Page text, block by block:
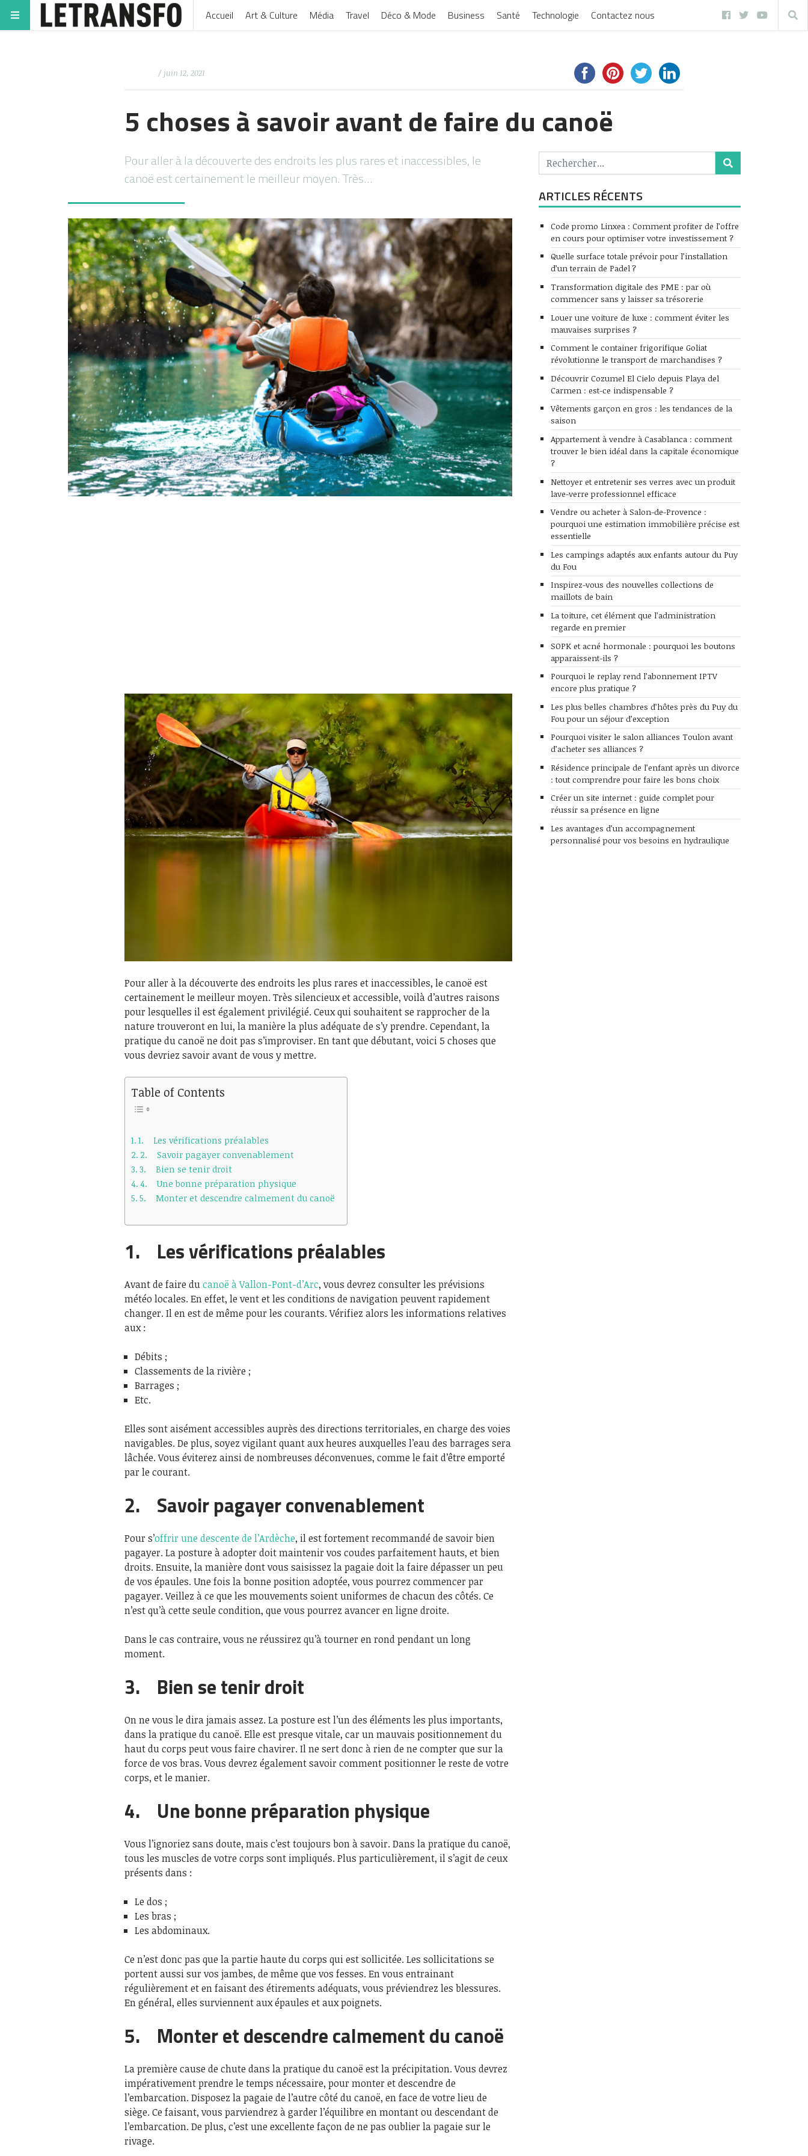
Accueil Art & Culture Média Travel Déco & Mode Business Santé Technologie Contactez nous
/ juin 12, 2021
5 choses à savoir avant de faire du canoë
Pour aller à la découverte des endroits les plus rares et inaccessibles, le
canoë est certainement le meilleur moyen. Très…
Pour aller à la découverte des endroits les plus rares et inaccessibles, le canoë est
certainement le meilleur moyen. Très silencieux et accessible, voilà d’autres raisons
pour lesquelles il est également privilégié. Ceux qui souhaitent se rapprocher de la
nature trouveront en lui, la manière la plus adéquate de s’y prendre. Cependant, la
pratique du canoë ne doit pas s’improviser. En tant que débutant, voici 5 choses que
vous devriez savoir avant de vous y mettre.
Table of Contents
1. Les vérifications préalables
2. Savoir pagayer convenablement
3. Bien se tenir droit
4. Une bonne préparation physique
5. Monter et descendre calmement du canoë
1. Les vérifications préalables
Avant de faire ducanoë à Vallon-Pont-d’Arc, vous devrez consulter les prévisions
météo locales. En effet, le vent et les conditions de navigation peuvent rapidement
changer. Il en est de même pour les courants. Vérifiez alors les informations relatives
aux :
Débits ;
Classements de la rivière ;
Barrages ;
Etc.
Elles sont aisément accessibles auprès des directions territoriales, en charge des voies
navigables. De plus, soyez vigilant quant aux heures auxquelles l’eau des barrages sera
lâchée. Vous éviterez ainsi de nombreuses déconvenues, comme le fait d’être emporté
par le courant.
2. Savoir pagayer convenablement
Pour s’offrir une descente de l’Ardèche, il est fortement recommandé de savoir bien
pagayer. La posture à adopter doit maintenir vos coudes parfaitement hauts, et bien
droits. Ensuite, la manière dont vous saisissez la pagaie doit la faire dépasser un peu
de vos épaules. Une fois la bonne position adoptée, vous pourrez commencer par
pagayer. Veillez à ce que les mouvements soient uniformes de chacun des côtés. Ce
n’est qu’à cette seule condition, que vous pourrez avancer en ligne droite.
Dans le cas contraire, vous ne réussirez qu’à tourner en rond pendant un long
moment.
3. Bien se tenir droit
On ne vous le dira jamais assez. La posture est l’un des éléments les plus importants,
dans la pratique du canoë. Elle est presque vitale, car un mauvais positionnement du
haut du corps peut vous faire chavirer. Il ne sert donc à rien de ne compter que sur la
force de vos bras. Vous devrez également savoir comment positionner le reste de votre
corps, et le manier.
4. Une bonne préparation physique
Vous l’ignoriez sans doute, mais c’est toujours bon à savoir. Dans la pratique du canoë,
tous les muscles de votre corps sont impliqués. Plus particulièrement, il s’agit de ceux
présents dans :
Le dos ;
Les bras ;
Les abdominaux.
Ce n’est donc pas que la partie haute du corps qui est sollicitée. Les sollicitations se
portent aussi sur vos jambes, de même que vos fesses. En vous entrainant
régulièrement et en faisant des étirements adéquats, vous préviendrez les blessures.
En général, elles surviennent aux épaules et aux poignets.
5. Monter et descendre calmement du canoë
La première cause de chute dans la pratique du canoë est la précipitation. Vous devrez
impérativement prendre le temps nécessaire, pour monter et descendre de
l’embarcation. Disposez la pagaie de l’autre côté du canoë, en face de votre lieu de
siège. Ce faisant, vous parviendrez à garder l’équilibre en montant ou descendant de
l’embarcation. De plus, c’est une excellente façon de ne pas oublier la pagaie sur le
rivage.
ARTICLES RÉCENTS
Code promo Linxea : Comment profiter de l’offre
en cours pour optimiser votre investissement ?
Quelle surface totale prévoir pour l’installation
d’un terrain de Padel ?
Transformation digitale des PME : par où
commencer sans y laisser sa trésorerie
Louer une voiture de luxe : comment éviter les
mauvaises surprises ?
Comment le container frigorifique Goliat
révolutionne le transport de marchandises ?
Découvrir Cozumel El Cielo depuis Playa del
Carmen : est-ce indispensable ?
Vêtements garçon en gros : les tendances de la
saison
Appartement à vendre à Casablanca : comment
trouver le bien idéal dans la capitale économique
?
Nettoyer et entretenir ses verres avec un produit
lave-verre professionnel efficace
Vendre ou acheter à Salon-de-Provence :
pourquoi une estimation immobilière précise est
essentielle
Les campings adaptés aux enfants autour du Puy
du Fou
Inspirez-vous des nouvelles collections de
maillots de bain
La toiture, cet élément que l’administration
regarde en premier
SOPK et acné hormonale : pourquoi les boutons
apparaissent-ils ?
Pourquoi le replay rend l’abonnement IPTV
encore plus pratique ?
Les plus belles chambres d’hôtes près du Puy du
Fou pour un séjour d’exception
Pourquoi visiter le salon alliances Toulon avant
d’acheter ses alliances ?
Résidence principale de l’enfant après un divorce
: tout comprendre pour faire les bons choix
Créer un site internet : guide complet pour
réussir sa présence en ligne
Les avantages d’un accompagnement
personnalisé pour vos besoins en hydraulique